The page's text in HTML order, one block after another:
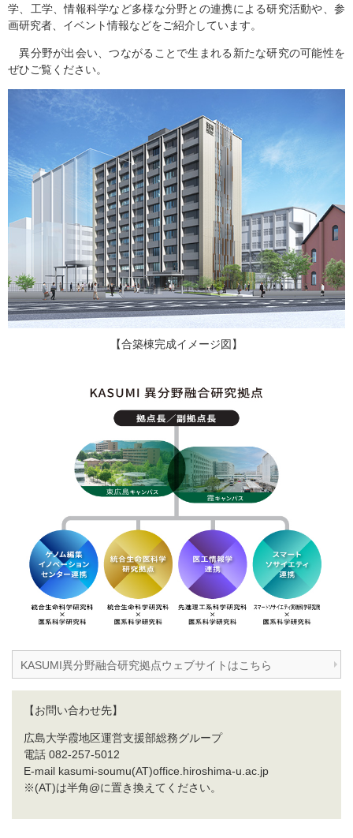
学、工学、情報科学など多様な分野との連携による研究活動や、参
画研究者、イベント情報などをご紹介しています。
異分野が出会い、つながることで生まれる新たな研究の可能性を
ぜひご覧ください。
【合築棟完成イメージ図】
KASUMI異分野融合研究拠点ウェブサイトはこちら
【お問い合わせ先】
広島大学霞地区運営支援部総務グループ
電話 082-257-5012
E-mail kasumi-soumu(AT)office.hiroshima-u.ac.jp
※(AT)は半角@に置き換えてください。